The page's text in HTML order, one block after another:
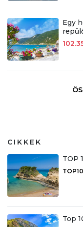
Egy
CIKKEK
TOP
TOP10
Top